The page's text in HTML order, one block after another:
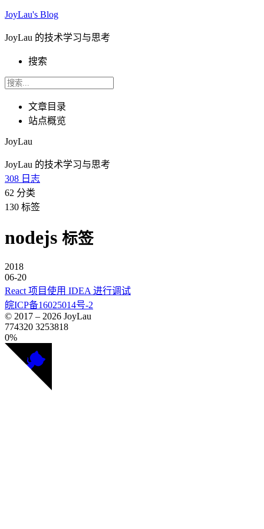
JoyLau's Blog
JoyLau 的技术学习与思考
搜索
文章目录
站点概览
JoyLau
JoyLau 的技术学习与思考
308 日志
62 分类
130 标签
nodejs 标签
2018
06-20
React 项目使用 IDEA 进行调试
皖ICP备16025014号-2
© 2017 – 2026 JoyLau
774320 3253818
0%